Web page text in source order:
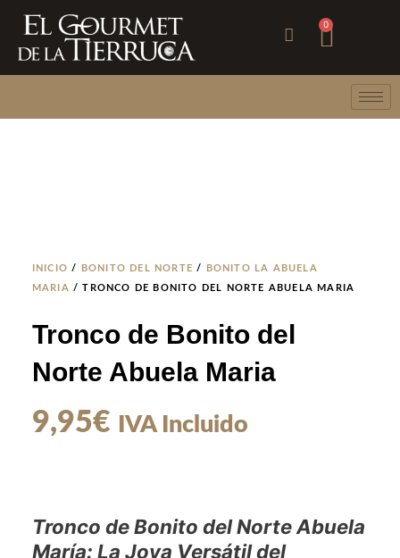
contenido
0
INICIO / BONITO DEL NORTE /
BONITO LA ABUELA
MARIA / TRONCO DE BONITO DEL NORTE ABUELA MARIA
Tronco de Bonito del
Norte Abuela Maria
9,95€ IVA Incluido
Tronco de Bonito del Norte Abuela
María: La Joya Versátil del